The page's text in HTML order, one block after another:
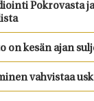
Pokrovasta
on kesän ajan
vahvistaa